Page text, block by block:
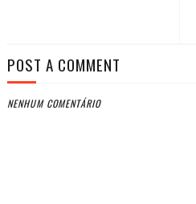
POST A COMMENT
NENHUM COMENTÁRIO